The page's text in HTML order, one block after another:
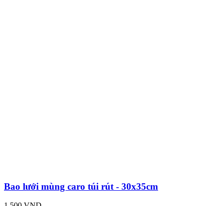
Bao lưới mùng caro túi rút - 30x35cm